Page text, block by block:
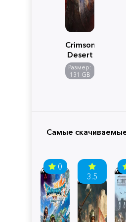
Crimson
Desert
Размер:
131 GB
Самые
0
3.5